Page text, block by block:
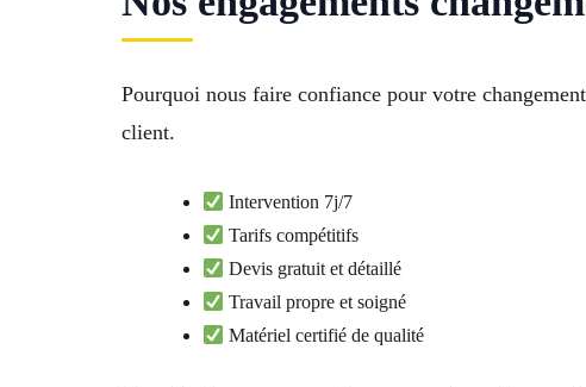
Pourquoi nous faire confiance pour votre
client.
Intervention 7j/7
Tarifs compétitifs
Devis gratuit et détaillé
Travail propre et soigné
Matériel certifié de qualité